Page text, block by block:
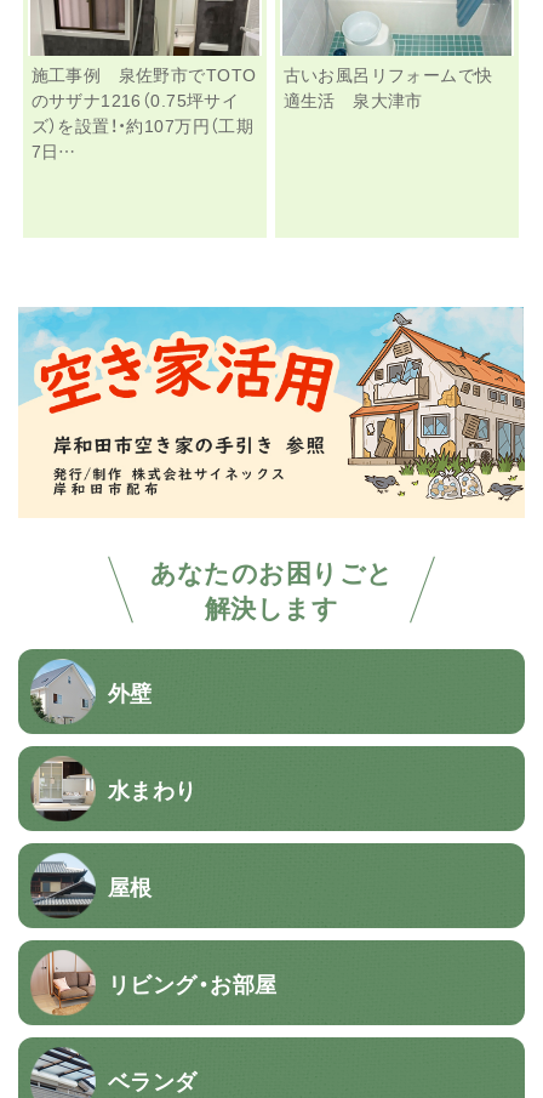
あなたのお困りごと
解決します
外壁
水まわり
屋根
リビング・お部屋
ベランダ
施工事例 泉佐野市でTOTO
のサザナ1216（0.75坪サイ
ズ）を設置！・約107万円（工期
7日…
古いお風呂リフォームで快
適生活 泉大津市